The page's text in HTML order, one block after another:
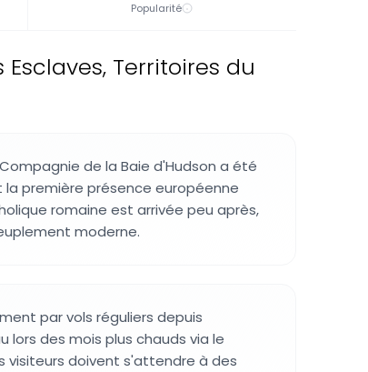
Popularité
Territoires du
de la Baie d'Hudson a été
première présence européenne
romaine est arrivée peu après,
moderne.
par vols réguliers depuis
lors des mois plus chauds via le
visiteurs doivent s'attendre à des